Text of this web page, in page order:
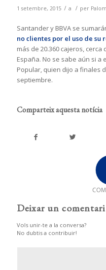
1 setembre, 2015 / a / per
Santander y BBVA se
no clientes por el uso de su
más de 20.360 cajeros,
España. No se sabe aún si
Popular, quien dijo a finales
septiembre.
Comparteix aquesta notícia
Deixar un comentari
Vols unir-te a la conversa?
No dubtis a contribuir!